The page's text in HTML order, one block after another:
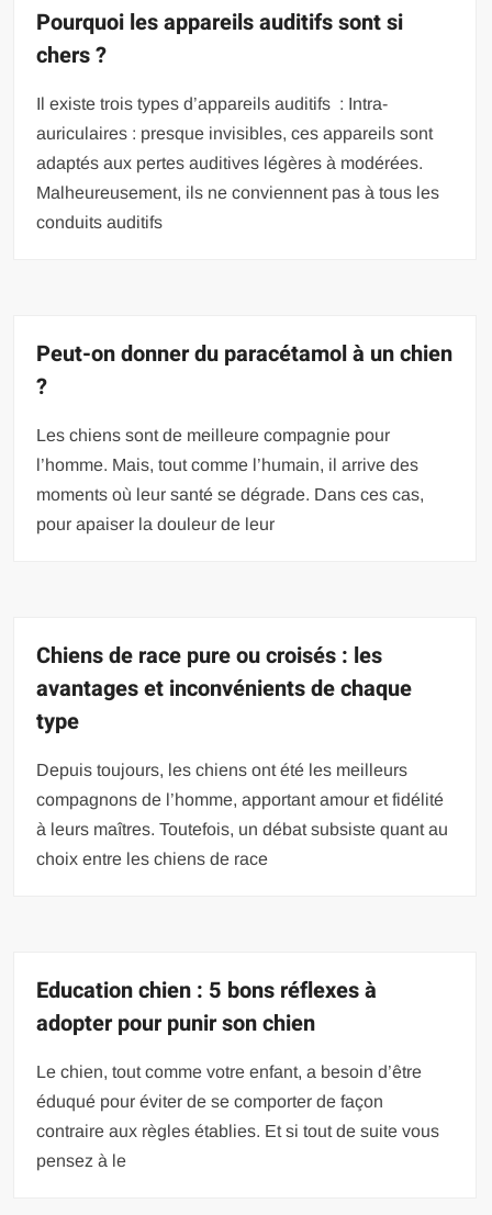
Pourquoi les appareils auditifs sont si
chers ?
Il existe trois types d’appareils auditifs : Intra-
auriculaires : presque invisibles, ces appareils sont
adaptés aux pertes auditives légères à modérées.
Malheureusement, ils ne conviennent pas à tous les
conduits auditifs
Peut-on donner du paracétamol à un chien
?
Les chiens sont de meilleure compagnie pour
l’homme. Mais, tout comme l’humain, il arrive des
moments où leur santé se dégrade. Dans ces cas,
pour apaiser la douleur de leur
Chiens de race pure ou croisés : les
avantages et inconvénients de chaque
type
Depuis toujours, les chiens ont été les meilleurs
compagnons de l’homme, apportant amour et fidélité
à leurs maîtres. Toutefois, un débat subsiste quant au
choix entre les chiens de race
Education chien : 5 bons réflexes à
adopter pour punir son chien
Le chien, tout comme votre enfant, a besoin d’être
éduqué pour éviter de se comporter de façon
contraire aux règles établies. Et si tout de suite vous
pensez à le